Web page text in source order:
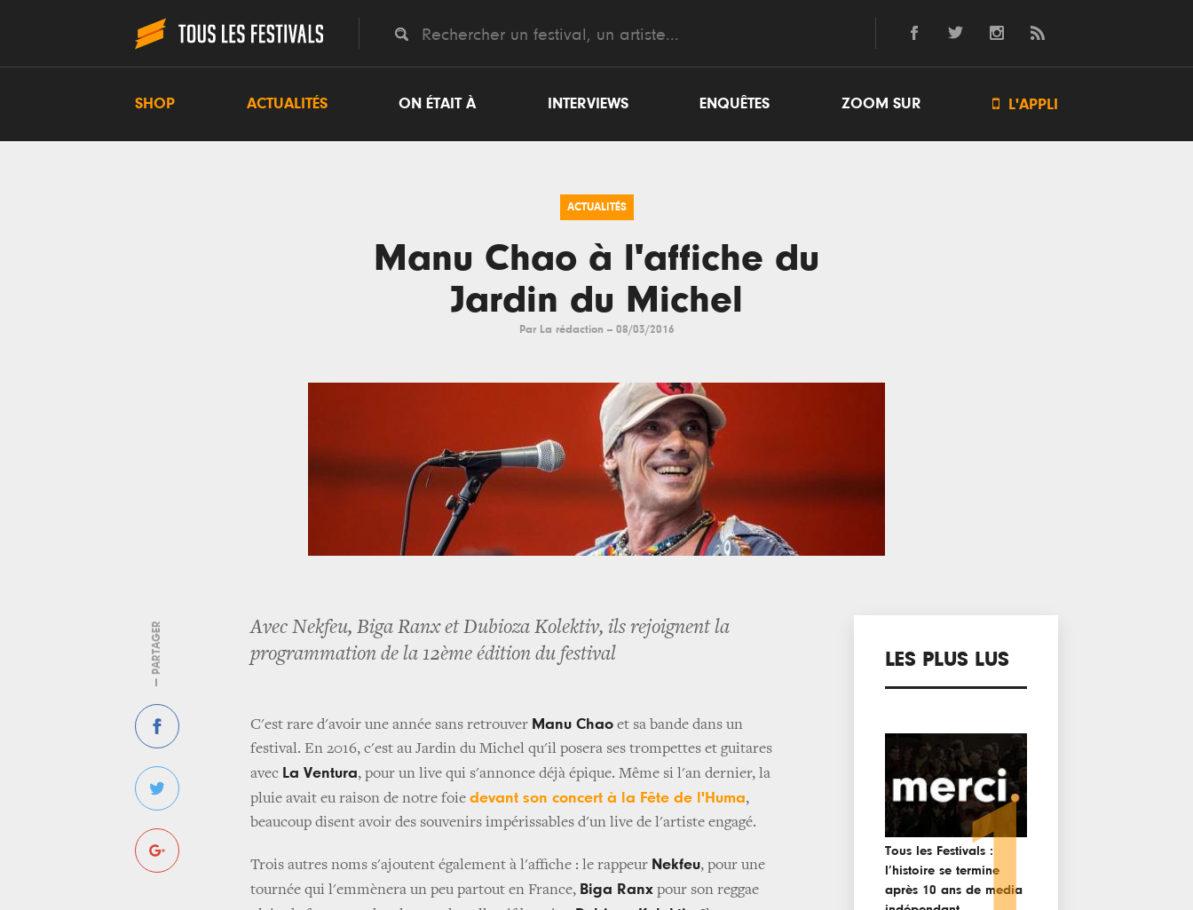
SHOP ACTUALITÉS ON ÉTAIT À INTERVIEWS ENQUÊTES ZOOM SUR  L'APPLI
ACTUALITÉS
Manu Chao à l'affiche du
Jardin du Michel
Par La rédaction -- 08/03/2016
— PARTAGER
Avec Nekfeu, Biga Ranx et Dubioza Kolektiv, ils rejoignent la
programmation de la 12ème édition du festival
C'est rare d'avoir une année sans retrouver Manu Chao et sa bande dans un
festival. En 2016, c'est au Jardin du Michel qu'il posera ses trompettes et guitares
avec La Ventura, pour un live qui s'annonce déjà épique. Même si l'an dernier, la
pluie avait eu raison de notre foie devant son concert à la Fête de l'Huma,
beaucoup disent avoir des souvenirs impérissables d'un live de l'artiste engagé.
Trois autres noms s'ajoutent également à l'affiche : le rappeur Nekfeu, pour une
tournée qui l'emmènera un peu partout en France, Biga Ranx pour son reggae
LES PLUS LUS
Tous les Festivals :
l’histoire se termine
après 10 ans de media
1